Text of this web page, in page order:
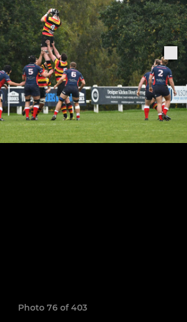
Photo 76 of 403